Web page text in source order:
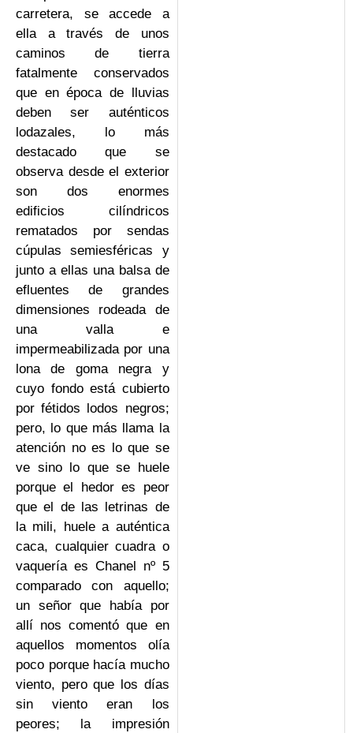
carretera, se accede a
ella a través de unos
caminos de tierra
fatalmente conservados
que en época de lluvias
deben ser auténticos
lodazales, lo más
destacado que se
observa desde el exterior
son dos enormes
edificios cilíndricos
rematados por sendas
cúpulas semiesféricas y
junto a ellas una balsa de
efluentes de grandes
dimensiones rodeada de
una valla e
impermeabilizada por una
lona de goma negra y
cuyo fondo está cubierto
por fétidos lodos negros;
pero, lo que más llama la
atención no es lo que se
ve sino lo que se huele
porque el hedor es peor
que el de las letrinas de
la mili, huele a auténtica
caca, cualquier cuadra o
vaquería es Chanel nº 5
comparado con aquello;
un señor que había por
allí nos comentó que en
aquellos momentos olía
poco porque hacía mucho
viento, pero que los días
sin viento eran los
peores; la impresión